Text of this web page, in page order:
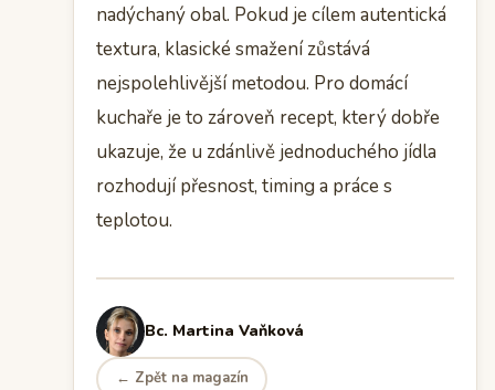
nadýchaný obal. Pokud je cílem autentická
textura, klasické smažení zůstává
nejspolehlivější metodou. Pro domácí
kuchaře je to zároveň recept, který dobře
ukazuje, že u zdánlivě jednoduchého jídla
rozhodují přesnost, timing a práce s
teplotou.
Bc. Martina Vaňková
← Zpět na magazín